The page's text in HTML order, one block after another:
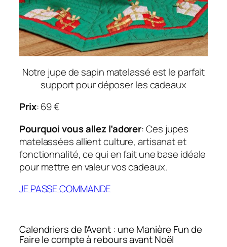
Notre jupe de sapin matelassé est le parfait
support pour déposer les cadeaux
Prix: 69 €
Pourquoi vous allez l’adorer: Ces jupes
matelassées allient culture, artisanat et
fonctionnalité, ce qui en fait une base idéale
pour mettre en valeur vos cadeaux.
JE PASSE COMMANDE
Calendriers de l’Avent : une Manière Fun de
Faire le compte à rebours avant Noël